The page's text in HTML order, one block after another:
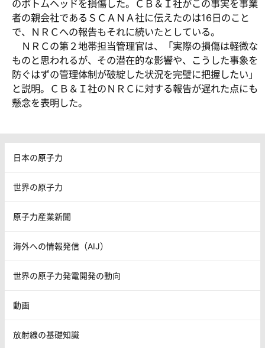
のボトムヘッドを損傷した。ＣＢ＆Ｉ社がこの事実を事業
者の親会社であるＳＣＡＮＡ社に伝えたのは16日のこと
で、ＮＲＣへの報告もそれに続いたとしている。
ＮＲＣの第２地帯担当管理官は、「実際の損傷は軽微な
ものと思われるが、その潜在的な影響や、こうした事象を
防ぐはずの管理体制が破綻した状況を完璧に把握したい」
と説明。ＣＢ＆Ｉ社のＮＲＣに対する報告が遅れた点にも
懸念を表明した。
日本の原子力
世界の原子力
原子力産業新聞
海外への情報発信（AIJ）
世界の原子力発電開発の動向
動画
放射線の基礎知識